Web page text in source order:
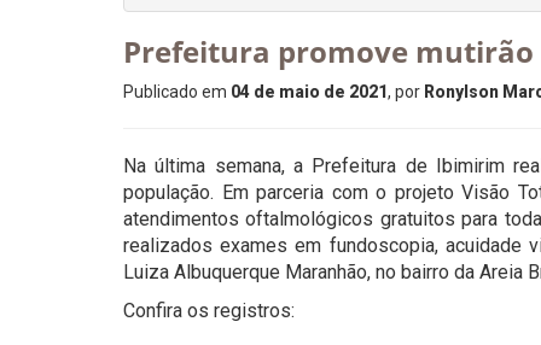
Prefeitura promove
Publicado em 04 de maio de 2021, por Ronylson
Na última semana, a Prefeitura de Ibimirim
população. Em parceria com o projeto Visão
atendimentos oftalmológicos gratuitos para
realizados exames em fundoscopia, acuidade
Luiza Albuquerque Maranhão, no bairro da Areia
Confira os registros: